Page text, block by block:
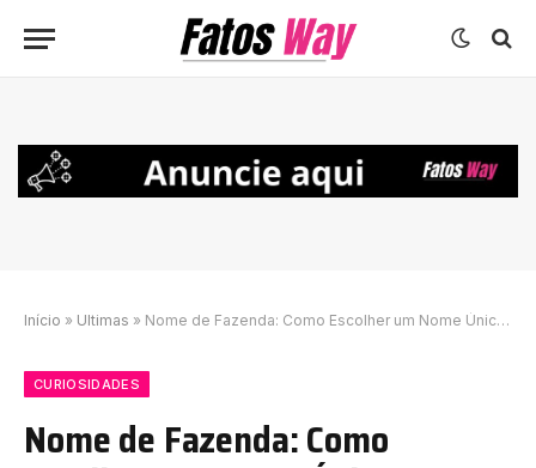
Início » Ultimas » Nome de Fazenda: Como Escolher um Nome Único e Memorável
CURIOSIDADES
Nome de Fazenda: Como